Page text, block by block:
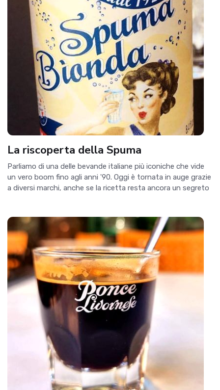
La riscoperta della Spuma
Parliamo di una delle bevande italiane più iconiche che vide
un vero boom fino agli anni '90. Oggi è tornata in auge grazie
a diversi marchi, anche se la ricetta resta ancora un segreto